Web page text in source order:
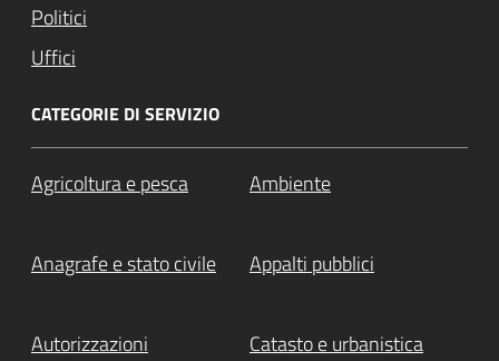
Politici
Uffici
CATEGORIE DI SERVIZIO
Agricoltura e pesca Ambiente
Anagrafe e stato civile Appalti pubblici
Autorizzazioni Catasto e urbanistica